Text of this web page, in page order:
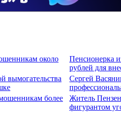
около
Пенсионерка
рублей для
вымогательства
Сергей
более
Житель
фигурантом